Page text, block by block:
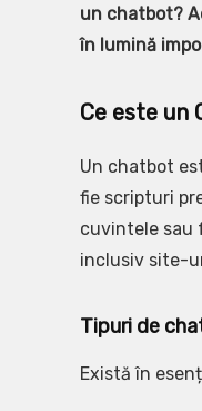
un chatbot?
în lumină
Ce este un
Un chatbot
fie scripturi
cuvintele sau
inclusiv site-
Tipuri de
Există în